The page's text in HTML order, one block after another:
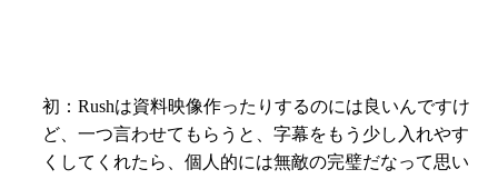
初： Rushは資料映像作ったりするのには良いんですけ
ど、一つ言わせてもらうと、字幕をもう少し入れやす
くしてくれたら、個人的には無敵の完璧だなって思い